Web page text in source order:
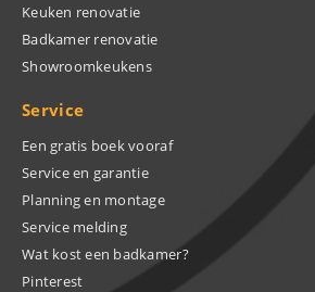
Keuken renovatie
Badkamer renovatie
Showroomkeukens
Service
Een gratis boek vooraf
Service en garantie
Planning en montage
Service melding
Wat kost een badkamer?
Pinterest